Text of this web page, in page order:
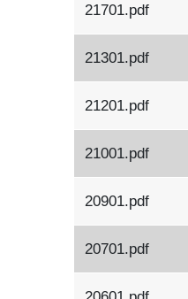
21701.pdf
21301.pdf
21201.pdf
21001.pdf
20901.pdf
20701.pdf